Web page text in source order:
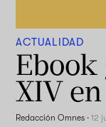
ACTUALIDAD
Ebook
XIV
Redacción Omnes ·12